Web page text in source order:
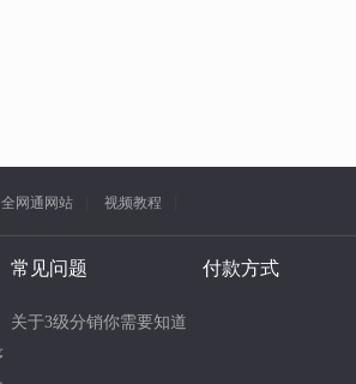
全网通网站 视频教程
常见问题 付款方式